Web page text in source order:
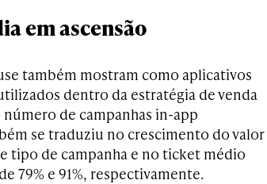
em ascensão
também mostram como aplicativos
dentro da estratégia de venda
de campanhas in-app
se traduziu no crescimento do valor
tipo de campanha e no ticket médio
79% e 91%, respectivamente.